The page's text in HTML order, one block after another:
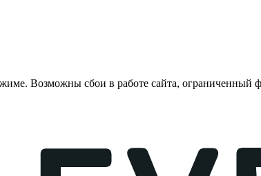
Возможны сбои в работе сайта,